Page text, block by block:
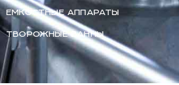
ЕМКОСТНЫЕ АППАРАТЫ
ТВОРОЖНЫЕ ВАННЫ